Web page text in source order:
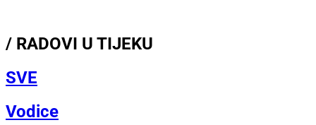
/ RADOVI U TIJEKU
SVE
Vodice